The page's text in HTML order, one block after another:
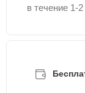
в течение 1-